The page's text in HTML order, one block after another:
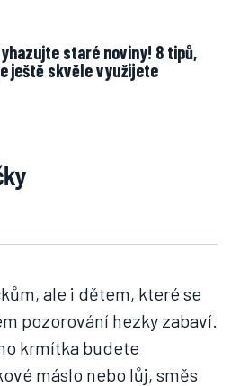
staré noviny! 8 tipů,
ještě skvěle využijete
ale i dětem, které se
pozorování hezky zabaví.
krmítka budete
máslo nebo lůj, směs